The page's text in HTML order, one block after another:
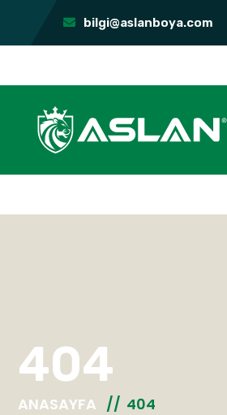
bilgi@aslanboya.com
404
ANASAYFA 404